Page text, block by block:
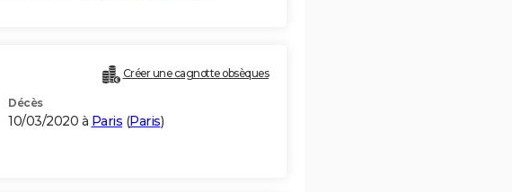
Créer une cagnotte obsèques
Décès
10/03/2020 à Paris (Paris)